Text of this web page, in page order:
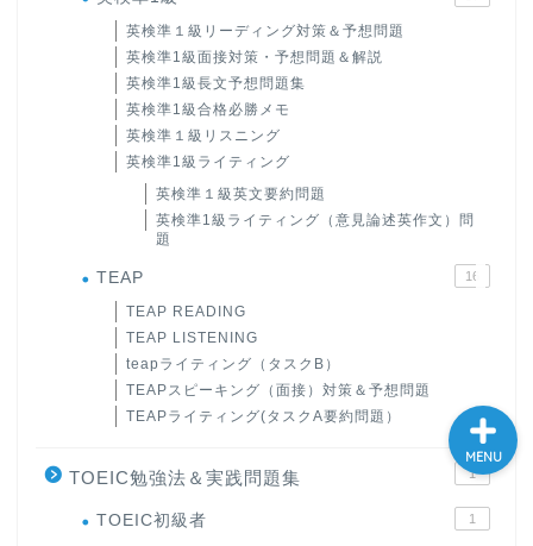
英検準１級リーディング対策＆予想問題
英検準1級面接対策・予想問題＆解説
英検準1級長文予想問題集
英検準1級合格必勝メモ
英検準１級リスニング
英検準1級ライティング
英検準１級英文要約問題
英検準1級ライティング（意見論述英作文）問
題
TEAP 16
TEAP READING
TEAP LISTENING
teapライティング（タスクB）
TEAPスピーキング（面接）対策＆予想問題
TEAPライティング(タスクA要約問題）
TOEIC勉強法＆実践問題集 1
TOEIC初級者 1
MENU
大学入試英語対策講座
英語名言・格言・カッコい
い英語＆素敵な英文フレー
過去記事